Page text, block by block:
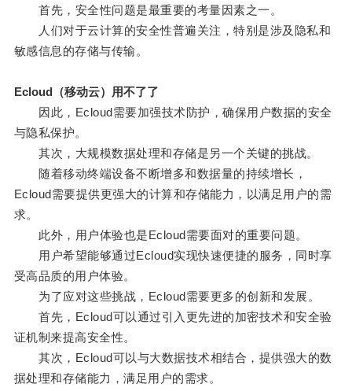
首先，安全性问题是最重要的考量因素之一。
人们对于云计算的安全性普遍关注，特别是涉及隐私和
敏感信息的存储与传输。
Ecloud（移动云）用不了了
因此，Ecloud需要加强技术防护，确保用户数据的安全
与隐私保护。
其次，大规模数据处理和存储是另一个关键的挑战。
随着移动终端设备不断增多和数据量的持续增长，
Ecloud需要提供更强大的计算和存储能力，以满足用户的需
求。
此外，用户体验也是Ecloud需要面对的重要问题。
用户希望能够通过Ecloud实现快速便捷的服务，同时享
受高品质的用户体验。
为了应对这些挑战，Ecloud需要更多的创新和发展。
首先，Ecloud可以通过引入更先进的加密技术和安全验
证机制来提高安全性。
其次，Ecloud可以与大数据技术相结合，提供强大的数
据处理和存储能力，满足用户的需求。